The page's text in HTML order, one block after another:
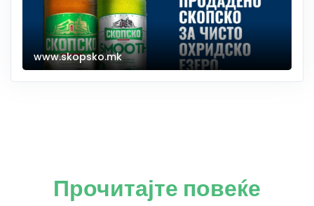
www.skopsko.mk
Прочитајте повеќе